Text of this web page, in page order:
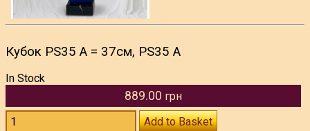
Кубок PS35 A = 37см, PS35 A
In Stock
889.00 грн
Add to Basket